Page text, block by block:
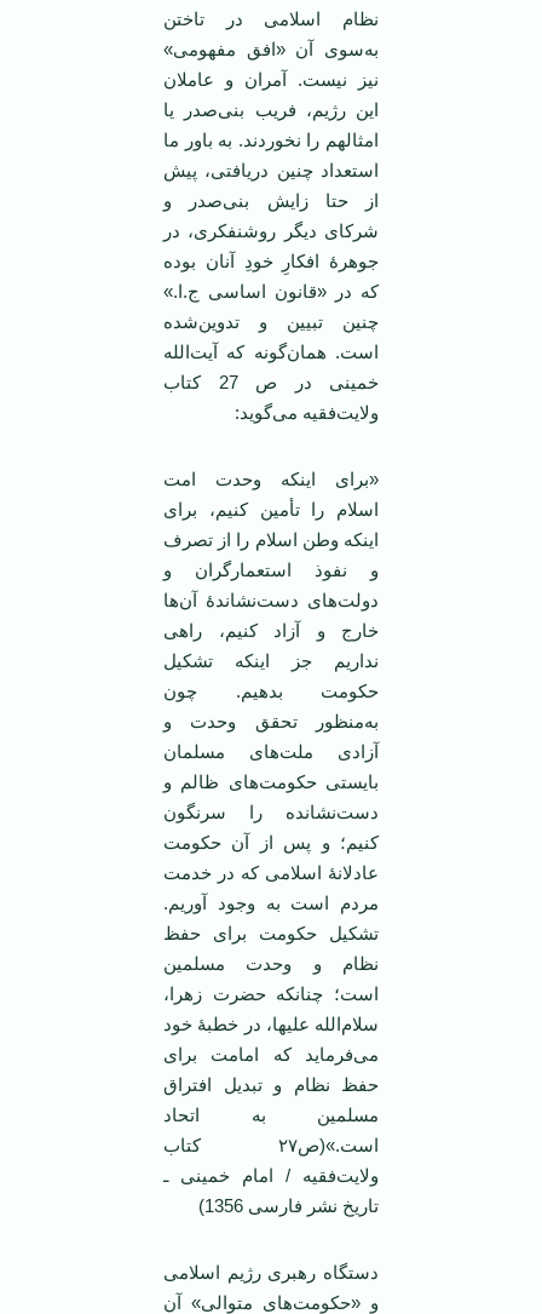
نظام اسلامی در تاختن
به‌سوی آن «افق مفهومی»
نیز نیست. آمران و عاملان
این رژیم، فریب بنی‌صدر یا
امثالهم را نخوردند. به باور ما
استعداد چنین دریافتی، پیش
از حتا زایش بنی‌صدر و
شرکای دیگر روشنفکری، در
جوهرۀ افکارِ خودِ آنان بوده
که در «قانون اساسی ج.ا.»
چنین تبیین و تدوین‌شده
است. همان‌گونه که آیت‌الله
خمینی در ص 27 کتاب
ولایت‌فقیه می‌گوید:
«برای اینکه وحدت امت
اسلام را تأمین کنیم، برای
اینکه وطن اسلام را از تصرف
و نفوذ استعمارگران و
دولت‌های دست‌نشاندۀ آن‌ها
خارج و آزاد کنیم، راهی
نداریم جز اینکه تشکیل
حکومت بدهیم. چون
به‌منظور تحقق وحدت و
آزادی ملت‌های مسلمان
بایستی حکومت‌های ظالم و
دست‌نشانده را سرنگون
کنیم؛ و پس از آن حکومت
عادلانۀ اسلامی که در خدمت
مردم است به وجود آوریم.
تشکیل حکومت برای حفظ
نظام و وحدت مسلمین
است؛ چنانکه حضرت زهرا،
سلام‌الله علیها، در خطبۀ خود
می‌فرماید که امامت برای
حفظ نظام و تبدیل افتراق
مسلمین به اتحاد
است.»(ص۲۷ کتاب
ولایت‌فقیه / امام خمینی ـ
تاریخ نشر فارسی 1356)
دستگاه رهبری رژیم اسلامی
و «حکومت‌های متوالی» آن